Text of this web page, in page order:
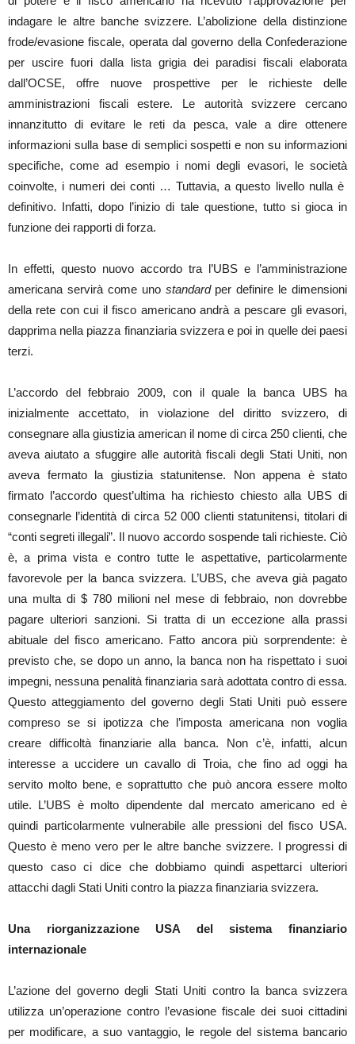
indagare le altre banche svizzere. L’abolizione della distinzione
frode/evasione fiscale, operata dal governo della Confederazione
per uscire fuori dalla lista grigia dei paradisi fiscali elaborata
dall’OCSE, offre nuove prospettive per le richieste delle
amministrazioni fiscali estere. Le autorità svizzere cercano
innanzitutto di evitare le reti da pesca, vale a dire ottenere
informazioni sulla base di semplici sospetti e non su informazioni
specifiche, come ad esempio i nomi degli evasori, le società
coinvolte, i numeri dei conti … Tuttavia, a questo livello nulla è
definitivo. Infatti, dopo l’inizio di tale questione, tutto si gioca in
funzione dei rapporti di forza.
In effetti, questo nuovo accordo tra l’UBS e l’amministrazione
americana servirà come uno standardper definire le dimensioni
della rete con cui il fisco americano andrà a pescare gli evasori,
dapprima nella piazza finanziaria svizzera e poi in quelle dei paesi
terzi.
L’accordo del febbraio 2009, con il quale la banca UBS ha
inizialmente accettato, in violazione del diritto svizzero, di
consegnare alla giustizia american il nome di circa 250 clienti, che
aveva aiutato a sfuggire alle autorità fiscali degli Stati Uniti, non
aveva fermato la giustizia statunitense. Non appena è stato
firmato l’accordo quest’ultima ha richiesto chiesto alla UBS di
consegnarle l’identità di circa 52 000 clienti statunitensi, titolari di
“conti segreti illegali”. Il nuovo accordo sospende tali richieste. Ciò
è, a prima vista e contro tutte le aspettative, particolarmente
favorevole per la banca svizzera. L’UBS, che aveva già pagato
una multa di $ 780 milioni nel mese di febbraio, non dovrebbe
pagare ulteriori sanzioni. Si tratta di un eccezione alla prassi
abituale del fisco americano. Fatto ancora più sorprendente: è
previsto che, se dopo un anno, la banca non ha rispettato i suoi
impegni, nessuna penalità finanziaria sarà adottata contro di essa.
Questo atteggiamento del governo degli Stati Uniti può essere
compreso se si ipotizza che l’imposta americana non voglia
creare difficoltà finanziarie alla banca. Non c’è, infatti, alcun
interesse a uccidere un cavallo di Troia, che fino ad oggi ha
servito molto bene, e soprattutto che può ancora essere molto
utile. L’UBS è molto dipendente dal mercato americano ed è
quindi particolarmente vulnerabile alle pressioni del fisco USA.
Questo è meno vero per le altre banche svizzere. I progressi di
questo caso ci dice che dobbiamo quindi aspettarci ulteriori
attacchi dagli Stati Uniti contro la piazza finanziaria svizzera.
Una riorganizzazione USA del sistema finanziario
internazionale
L’azione del governo degli Stati Uniti contro la banca svizzera
utilizza un’operazione contro l’evasione fiscale dei suoi cittadini
per modificare, a suo vantaggio, le regole del sistema bancario